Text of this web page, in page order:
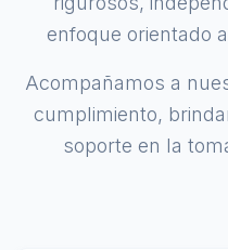
enfoque orientado
Acompañamos a
cumplimiento,
soporte en la